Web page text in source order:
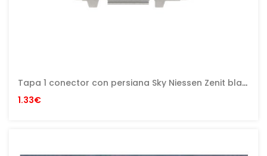
Tapa 1 conector con persiana Sky Niessen Zenit blanco con embellecedor en blanco
1.33€